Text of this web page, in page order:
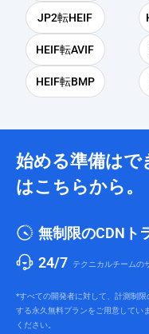
JP2転HEIF
HEIF転AVIF
HEIF転BMP
始める準備はで
はこちらから。
無制限のCDNト
24/7
テクニカルチームの
*すべての開発者に対して、計測制
する永久無料プランをご用意してい
ください。